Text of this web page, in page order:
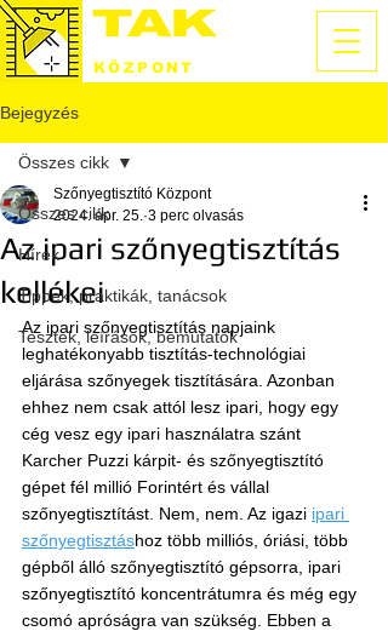
KÖZPONT
Bejegyzés
Összes cikk
Hírek
Tippek, praktikák, tanácsok
Tesztek, leírások, bemutatók
Összes cikk
Az ipari szőnyegtisztítás
kellékei
Szőnyegtisztító Központ
2024. ápr. 25. 3 perc olvasás
Az ipari szőnyegtisztítás napjaink
leghatékonyabb tisztítás-technológiai
eljárása szőnyegek tisztítására. Azonban
ehhez nem csak attól lesz ipari, hogy egy
cég vesz egy ipari használatra szánt
Karcher Puzzi kárpit- és szőnyegtisztító
gépet fél millió Forintért és vállal
szőnyegtisztítást. Nem, nem. Az igazi ipari
szőnyegtisztáshoz több milliós, óriási, több
gépből álló szőnyegtisztító gépsorra, ipari
szőnyegtisztító koncentrátumra és még egy
csomó apróságra van szükség. Ebben a